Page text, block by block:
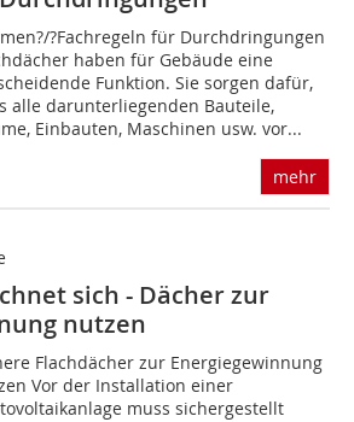
?Fachregeln für Durchdringungen
haben für Gebäude eine
Funktion. Sie sorgen dafür,
alle darunterliegenden Bauteile,
Einbauten, Maschinen usw. vor...
mehr
sich - Dächer zur
nutzen
Flachdächer zur Energiegewinnung
Vor der Installation einer
muss sichergestellt